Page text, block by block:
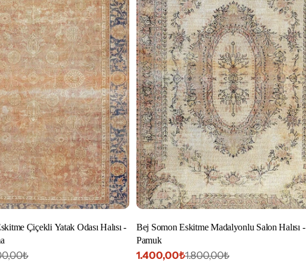
Çiçekli Yatak Odası Halısı -
Bej Somon Eskitme Madalyonlu Salon Halısı -
Pamuk
İndirimli
1.400,00₺
Normal
1.800,00₺